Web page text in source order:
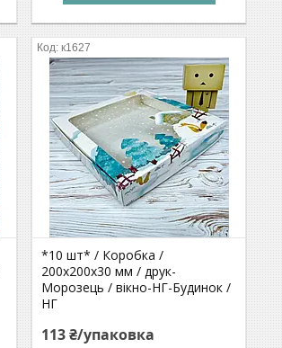
к1627
*10 шт* / Коробка /
200х200х30 мм / друк-
Морозець / вікно-НГ-Будинок /
НГ
113 ₴/упаковка